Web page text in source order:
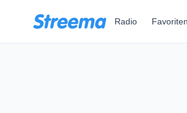
Radio Favoriten